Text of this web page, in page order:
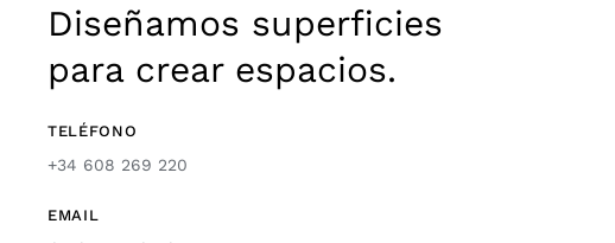
Diseñamos superficies
para crear espacios.
TELÉFONO
+34 608 269 220
EMAIL